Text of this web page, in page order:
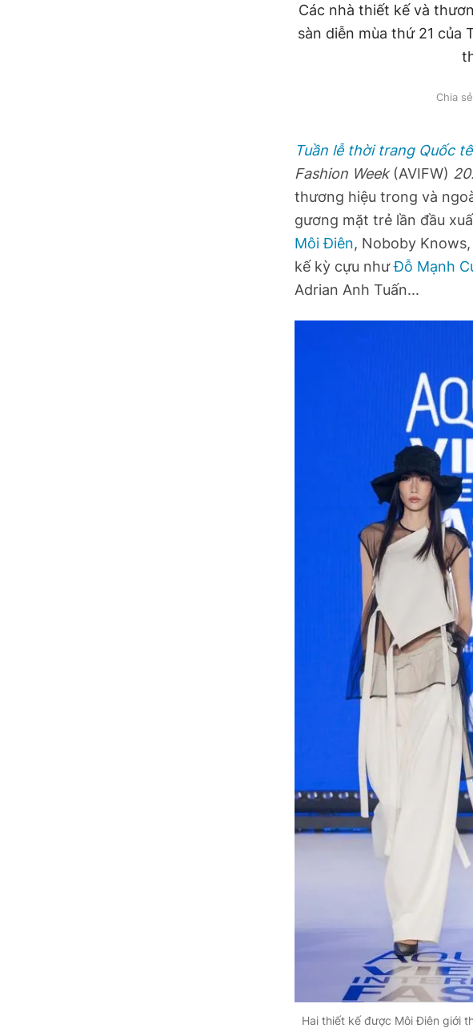
Các nhà thiết kế và
sàn diễn mùa thứ 21 của
Chia
Tuần lễ thời trang Quốc
Fashion Week (AVIFW)
thương hiệu trong và
gương mặt trẻ lần đầu
Môi Điên, Noboby
kế kỳ cựu nhưĐỗ Mạnh
Adrian Anh Tuấn...
Hai thiết kế được Môi Điên giới